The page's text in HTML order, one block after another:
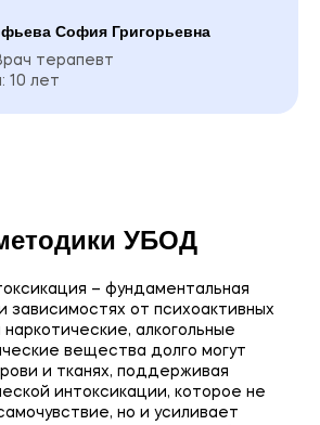
София Григорьевна
терапевт
10 лет
УБОД
– фундаментальная
зависимостях от психоактивных
алкогольные
вещества долго могут
и тканях, поддерживая
интоксикации, которое не
но и усиливает